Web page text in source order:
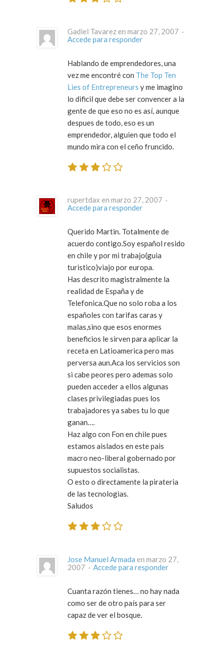
Gadiel Tavarez en marzo 27, 2007 ·
Accede para responder
Hablando de emprendedores, una
vez me encontré con The Top Ten
Lies of Entrepreneurs y me imagino
lo dificil que debe ser convencer a la
gente de que eso no es así, aunque
despues de todo, eso es un
emprendedor, alguien que todo el
mundo mira con el ceño fruncido.
rupertdax en marzo 27, 2007 ·
Accede para responder
Querido Martin. Totalmente de
acuerdo contigo.Soy español resido
en chile y por mi trabajo(guia
turistico)viajo por europa.
Has descrito magistralmente la
realidad de España y de
Telefonica.Que no solo roba a los
españoles con tarifas caras y
malas,sino que esos enormes
beneficios le sirven para aplicar la
receta en Latioamerica pero mas
perversa aun.Aca los servicios son
si cabe peores pero ademas solo
pueden acceder a ellos algunas
clases privilegiadas pues los
trabajadores ya sabes tu lo que
ganan….
Haz algo con Fon en chile pues
estamos aislados en este pais
macro neo-liberal gobernado por
supuestos socialistas.
O esto o directamente la pirateria
de las tecnologias.
Saludos
Jose Manuel Armada en marzo 27,
2007 · Accede para responder
Cuanta razón tienes… no hay nada
como ser de otro país para ser
capaz de ver el bosque.